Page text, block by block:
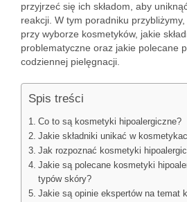
przyjrzeć się ich składom, aby
reakcji. W tym poradniku
przy wyborze kosmetyków, jakie
problematyczne oraz jakie polecane
codziennej pielęgnacji.
Spis treści
Co to są kosmetyki hipoalergiczne?
Jakie składniki unikać w
Jak rozpoznać kosmetyki
Jakie są polecane kosmetyki
typów skóry?
Jakie są opinie ekspertów na temat